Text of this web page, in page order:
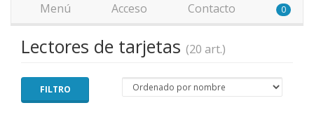
Menú Acceso Contacto 0
Lectores de tarjetas (20 art.)
FILTRO